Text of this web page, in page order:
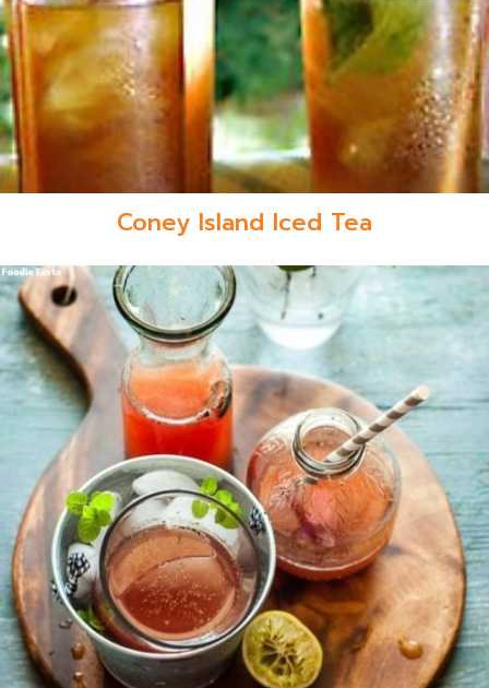
Coney Island Iced Tea